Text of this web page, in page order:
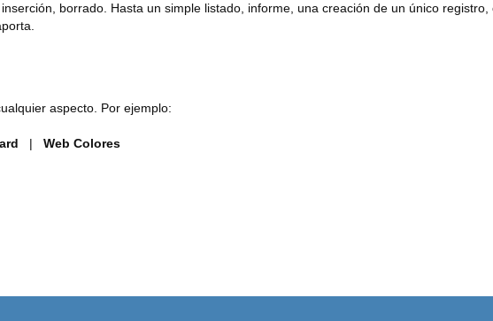
borrado. Hasta un simple listado, informe, una creación de un único
aspecto. Por ejemplo:
| Web Colores